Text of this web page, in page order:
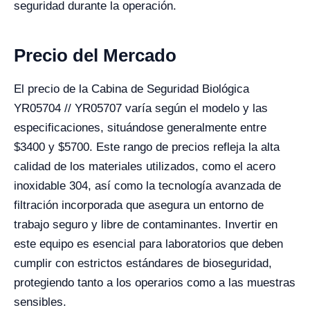
seguridad durante la operación.
Precio del Mercado
El precio de la Cabina de Seguridad Biológica
YR05704 // YR05707 varía según el modelo y las
especificaciones, situándose generalmente entre
$3400 y $5700. Este rango de precios refleja la alta
calidad de los materiales utilizados, como el acero
inoxidable 304, así como la tecnología avanzada de
filtración incorporada que asegura un entorno de
trabajo seguro y libre de contaminantes. Invertir en
este equipo es esencial para laboratorios que deben
cumplir con estrictos estándares de bioseguridad,
protegiendo tanto a los operarios como a las muestras
sensibles.